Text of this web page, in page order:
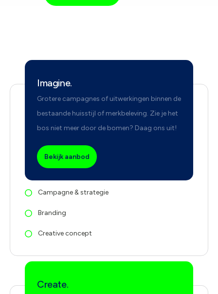
Imagine.
Grotere campagnes of uitwerkingen binnen de
bestaande huisstijl of merkbeleving. Zie je het
bos niet meer door de bomen? Daag ons uit!
Bekijk aanbod
Campagne & strategie
Branding
Creative concept
Create.